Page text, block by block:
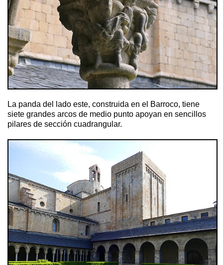
La panda del lado este, construida en el Barroco, tiene
siete grandes arcos de medio punto apoyan en sencillos
pilares de sección cuadrangular.